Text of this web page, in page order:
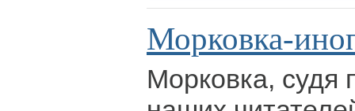
Морковка-
Морковка, судя